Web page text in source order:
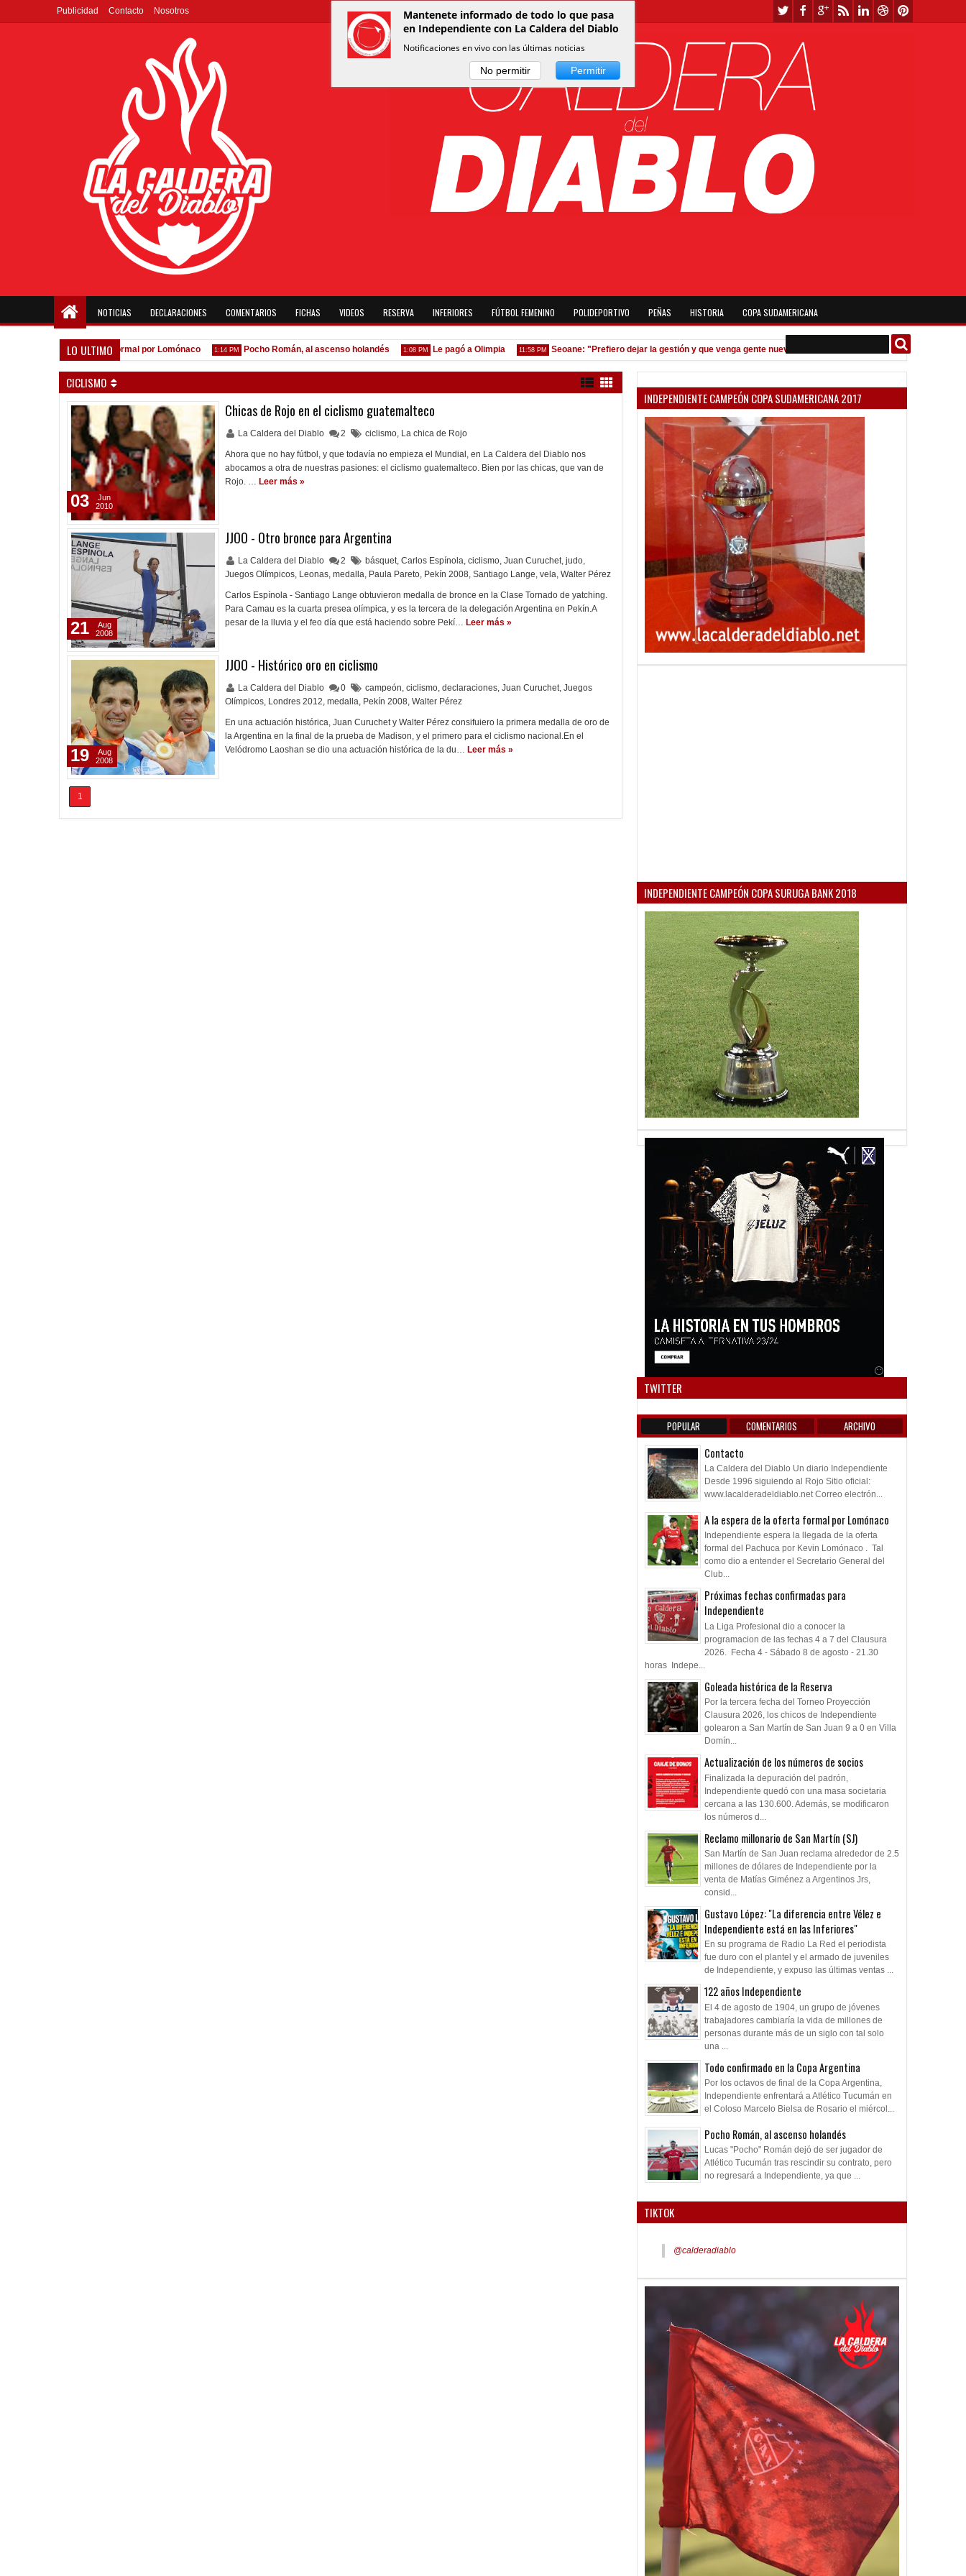
Publicidad Contacto Nosotros
NOTICIAS DECLARACIONES COMENTARIOS FICHAS VIDEOS RESERVA INFERIORES FÚTBOL FEMENINO POLIDEPORTIVO PEÑAS HISTORIA COPA SUDAMERICANA
LO ULTIMO
la espera de la oferta formal por Lomónaco 1:14 PM Pocho Román, al ascenso holandés 1:08 PM Le pagó a Olimpia 11:58 PM Seoane: "Prefiero dejar la gestión y que venga gente nueva" Todo confirmado en la Copa
CICLISMO
Chicas de Rojo en el ciclismo guatemalteco
La Caldera del Diablo 2 ciclismo, La chica de Rojo
Ahora que no hay fútbol, y que todavía no empieza el Mundial, en La Caldera del Diablo nos
abocamos a otra de nuestras pasiones: el ciclismo guatemalteco. Bien por las chicas, que van de
Rojo. … Leer más »
03
Jun
2010
JJOO - Otro bronce para Argentina
La Caldera del Diablo 2 básquet, Carlos Espínola, ciclismo, Juan Curuchet, judo,
Juegos Olímpicos, Leonas, medalla, Paula Pareto, Pekín 2008, Santiago Lange, vela, Walter Pérez
Carlos Espínola - Santiago Lange obtuvieron medalla de bronce en la Clase Tornado de yatching.
Para Camau es la cuarta presea olímpica, y es la tercera de la delegación Argentina en Pekín.A
pesar de la lluvia y el feo día que está haciendo sobre Pekí… Leer más »
21
Aug
2008
JJOO - Histórico oro en ciclismo
La Caldera del Diablo 0 campeón, ciclismo, declaraciones, Juan Curuchet, Juegos
Olímpicos, Londres 2012, medalla, Pekín 2008, Walter Pérez
En una actuación histórica, Juan Curuchet y Walter Pérez consifuiero la primera medalla de oro de
la Argentina en la final de la prueba de Madison, y el primero para el ciclismo nacional.En el
Velódromo Laoshan se dio una actuación histórica de la du… Leer más »
19
Aug
2008
1
INDEPENDIENTE CAMPEÓN COPA SUDAMERICANA 2017
INDEPENDIENTE CAMPEÓN COPA SURUGA BANK 2018
TWITTER
POPULAR COMENTARIOS ARCHIVO
Contacto
La Caldera del Diablo Un diario Independiente
Desde 1996 siguiendo al Rojo Sitio oficial:
www.lacalderadeldiablo.net Correo electrón...
A la espera de la oferta formal por Lomónaco
Independiente espera la llegada de la oferta
formal del Pachuca por Kevin Lomónaco . Tal
como dio a entender el Secretario General del
Club...
Próximas fechas confirmadas para
Independiente
La Liga Profesional dio a conocer la
programacion de las fechas 4 a 7 del Clausura
2026. Fecha 4 - Sábado 8 de agosto - 21.30
horas Indepe...
Goleada histórica de la Reserva
Por la tercera fecha del Torneo Proyección
Clausura 2026, los chicos de Independiente
golearon a San Martín de San Juan 9 a 0 en Villa
Domín...
Actualización de los números de socios
Finalizada la depuración del padrón,
Independiente quedó con una masa societaria
cercana a las 130.600. Además, se modificaron
los números d...
Reclamo millonario de San Martín (SJ)
San Martín de San Juan reclama alrededor de 2.5
millones de dólares de Independiente por la
venta de Matías Giménez a Argentinos Jrs,
consid...
Gustavo López: "La diferencia entre Vélez e
Independiente está en las Inferiores"
En su programa de Radio La Red el periodista
fue duro con el plantel y el armado de juveniles
de Independiente, y expuso las últimas ventas ...
122 años Independiente
El 4 de agosto de 1904, un grupo de jóvenes
trabajadores cambiaría la vida de millones de
personas durante más de un siglo con tal solo
una ...
Todo confirmado en la Copa Argentina
Por los octavos de final de la Copa Argentina,
Independiente enfrentará a Atlético Tucumán en
el Coloso Marcelo Bielsa de Rosario el miércol...
Pocho Román, al ascenso holandés
Lucas "Pocho" Román dejó de ser jugador de
Atlético Tucumán tras rescindir su contrato, pero
no regresará a Independiente, ya que ...
TIKTOK
@calderadiablo
Mantenete informado de todo lo que pasa
en Independiente con La Caldera del Diablo
Notificaciones en vivo con las últimas noticias
No permitir Permitir